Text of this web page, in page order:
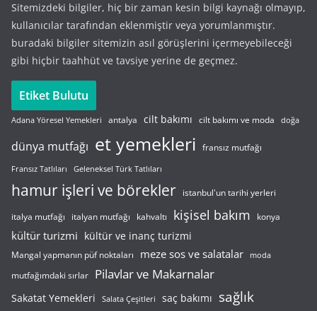
Sitemizdeki bilgiler, hiç bir zaman kesin bilgi kaynağı olmayıp,
kullanıcılar tarafından eklenmiştir veya yorumlanmıştır.
buradaki bilgiler sitemizin asıl görüşlerini içermeyebileceği
gibi hiçbir taahhüt ve tavsiye yerine de geçmez.
Etiket Bulutu
Adana Yöresel Yemekleri antalya cilt bakımı cilt bakımı ve moda doğa
dünya mutfağı et yemekleri fransız mutfağı
Fransız Tatlıları Geleneksel Türk Tatlıları
hamur işleri ve börekler istanbul'un tarihi yerleri
italya mutfağı italyan mutfağı kahvaltı kişisel bakım konya
kültür turizmi kültür ve inanç turizmi
Mangal yapmanın püf noktaları meze sos ve salatalar moda
mutfağımdaki sırlar Pilavlar ve Makarnalar
Sakatat Yemekleri Salata Çeşitleri saç bakımı sağlık